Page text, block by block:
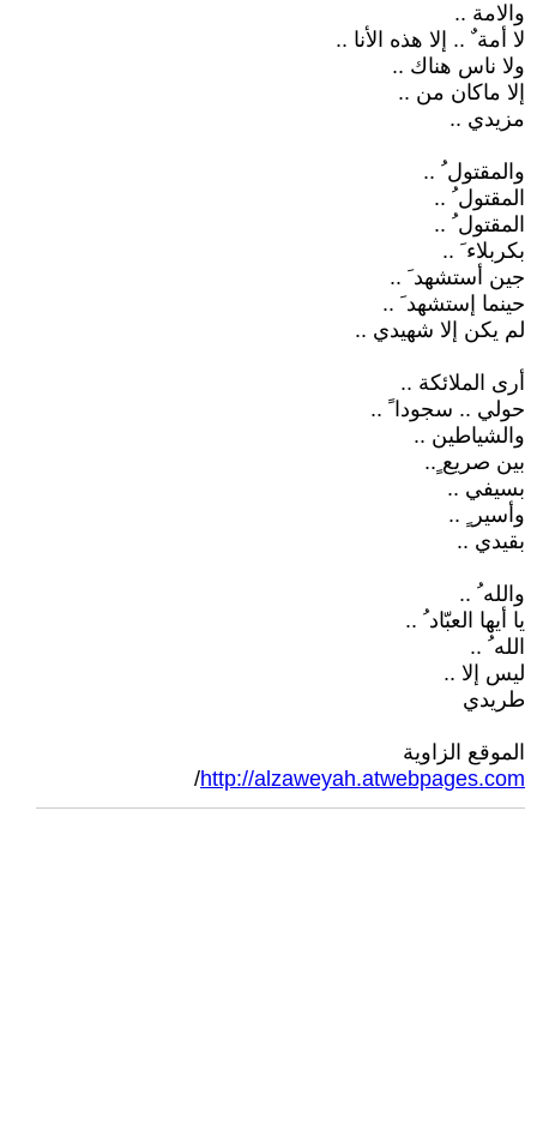
والامة ..
لا أمة ٌ .. إلا هذه الأنا ..
ولا ناس هناك ..
إلا ماكان من ..
مزيدي ..
والمقتول ُ ..
المقتول ُ ..
المقتول ُ ..
بكربلاء َ ..
جين أستشهد َ ..
حينما إستشهد َ ..
لم يكن إلا شهيدي ..
أرى الملائكة ..
حولي .. سجودا ً ..
والشياطين ..
بين صريع ٍ..
بسيفي ..
وأسير ٍ ..
بقيدي ..
والله ُ ..
يا أيها العبّاد ُ ..
الله ُ ..
ليس إلا ..
طريدي
الموقع الزاوية
http://alzaweyah.atwebpages.com
/